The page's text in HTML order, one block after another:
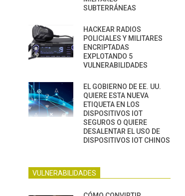
SUBTERRÁNEAS
HACKEAR RADIOS
POLICIALES Y MILITARES
ENCRIPTADAS
EXPLOTANDO 5
VULNERABILIDADES
EL GOBIERNO DE EE. UU.
QUIERE ESTA NUEVA
ETIQUETA EN LOS
DISPOSITIVOS IOT
SEGUROS O QUIERE
DESALENTAR EL USO DE
DISPOSITIVOS IOT CHINOS
VULNERABILIDADES